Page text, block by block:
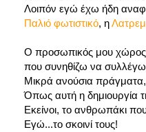
Λοιπόν εγώ έχω ήδη
Παλιό φωτιστικό, η
Ο προσωπικός μου χώρος
που συνηθίζω να
Μικρά ανούσια πράγματα,
Όπως αυτή η δημιουργία
Εκείνοι, το ανθρωπάκι
Εγώ...το σκοινί τους!